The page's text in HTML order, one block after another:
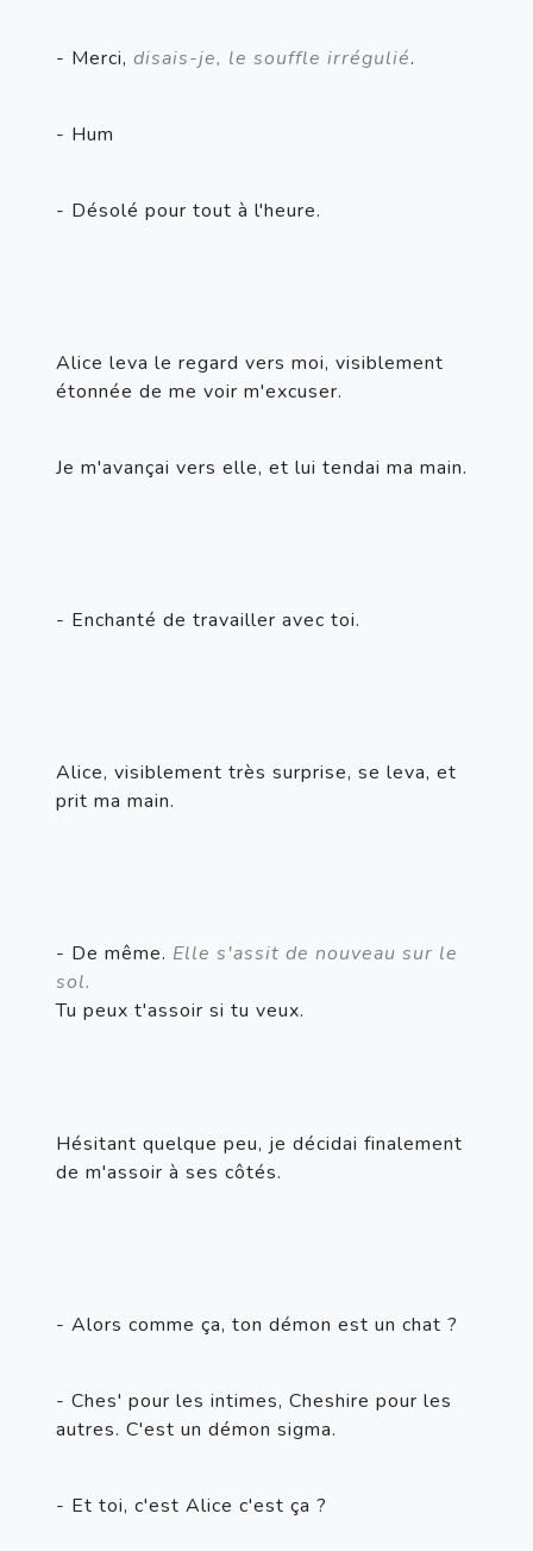
- Merci, disais-je, le souffle irrégulié.
- Hum
- Désolé pour tout à l'heure.
Alice leva le regard vers moi, visiblement
étonnée de me voir m'excuser.
Je m'avançai vers elle, et lui tendai ma main.
- Enchanté de travailler avec toi.
Alice, visiblement très surprise, se leva, et
prit ma main.
- De même. Elle s'assit de nouveau sur le
sol.
Tu peux t'assoir si tu veux.
Hésitant quelque peu, je décidai finalement
de m'assoir à ses côtés.
- Alors comme ça, ton démon est un chat ?
- Ches' pour les intimes, Cheshire pour les
autres. C'est un démon sigma.
- Et toi, c'est Alice c'est ça ?